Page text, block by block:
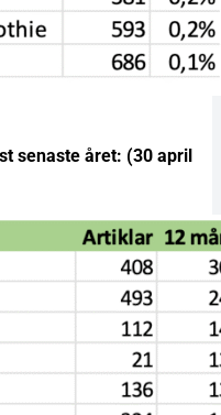
senaste året: (30 april